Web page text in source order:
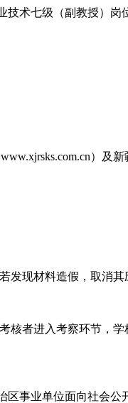
术七级（副教授）岗
）及
现材料造假，取消其
核者进入考察环节，
事业单位面向社会公